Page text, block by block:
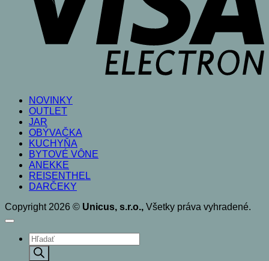
NOVINKY
OUTLET
JAR
OBÝVAČKA
KUCHYŇA
BYTOVÉ VÔNE
ANEKKE
REISENTHEL
DARČEKY
Copyright 2026 © Unicus, s.r.o., Všetky práva vyhradené.
Products
search